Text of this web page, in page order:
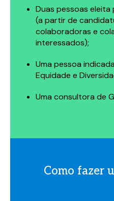
Duas pessoas
(a partir de
colaboradoras e
interessados);
Uma pessoa
Equidade e
Uma consultora de
Como fazer